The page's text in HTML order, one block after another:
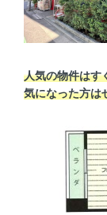
人気の物件はす
気になった方は